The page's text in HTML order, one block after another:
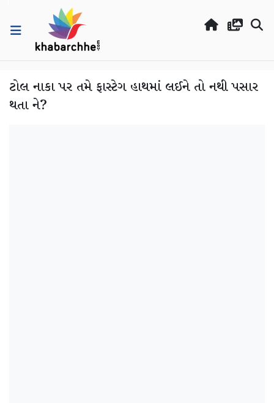
ટોલ નાકા પર તમે ફાસ્ટેગ હાથમાં લઈને તો નથી પસાર
થતા ને?